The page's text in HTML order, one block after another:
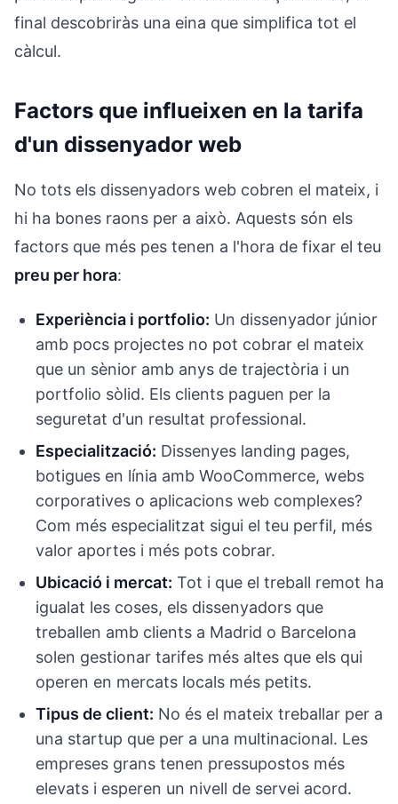
final descobriràs una eina que simplifica tot el
càlcul.
Factors que influeixen en la tarifa
d'un dissenyador web
No tots els dissenyadors web cobren el mateix, i
hi ha bones raons per a això. Aquests són els
factors que més pes tenen a l'hora de fixar el teu
preu per hora:
Experiència i portfolio: Un dissenyador júnior
amb pocs projectes no pot cobrar el mateix
que un sènior amb anys de trajectòria i un
portfolio sòlid. Els clients paguen per la
seguretat d'un resultat professional.
Especialització: Dissenyes landing pages,
botigues en línia amb WooCommerce, webs
corporatives o aplicacions web complexes?
Com més especialitzat sigui el teu perfil, més
valor aportes i més pots cobrar.
Ubicació i mercat: Tot i que el treball remot ha
igualat les coses, els dissenyadors que
treballen amb clients a Madrid o Barcelona
solen gestionar tarifes més altes que els qui
operen en mercats locals més petits.
Tipus de client: No és el mateix treballar per a
una startup que per a una multinacional. Les
empreses grans tenen pressupostos més
elevats i esperen un nivell de servei acord.